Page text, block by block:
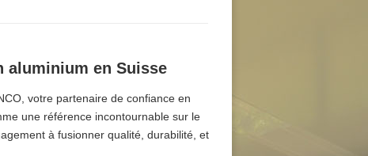
aluminium en Suisse
votre partenaire de confiance en
une référence incontournable sur le
à fusionner qualité, durabilité, et